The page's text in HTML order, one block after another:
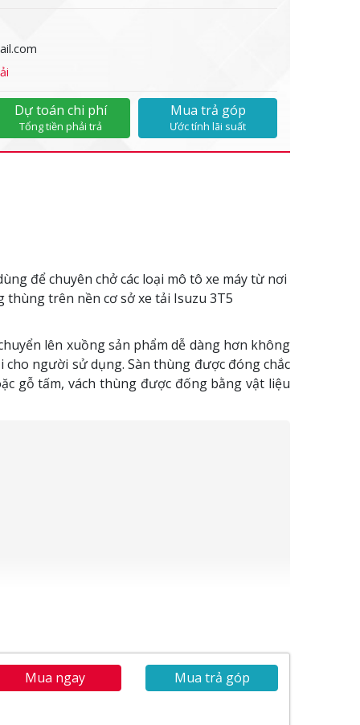
Dự toán chi phí
Tổng tiền phải trả
Mua trả góp
Ước tính lãi suất
để chuyên chở các loại mô tô xe máy từ nơi
thùng trên nền cơ sở xe tải Isuzu 3T5
lên xuồng sản phẩm dễ dàng hơn không
người sử dụng. Sàn thùng được đóng chắc
gỗ tấm, vách thùng được đống bằng vật liệu
Mua ngay Mua trả góp